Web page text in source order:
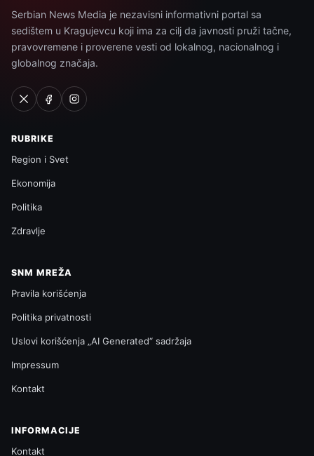
Serbian News Media je nezavisni informativni portal sa
sedištem u Kragujevcu koji ima za cilj da javnosti pruži tačne,
pravovremene i proverene vesti od lokalnog, nacionalnog i
globalnog značaja.
RUBRIKE
Region i Svet
Ekonomija
Politika
Zdravlje
SNM MREŽA
Pravila korišćenja
Politika privatnosti
Uslovi korišćenja „AI Generated“ sadržaja
Impressum
Kontakt
INFORMACIJE
Kontakt